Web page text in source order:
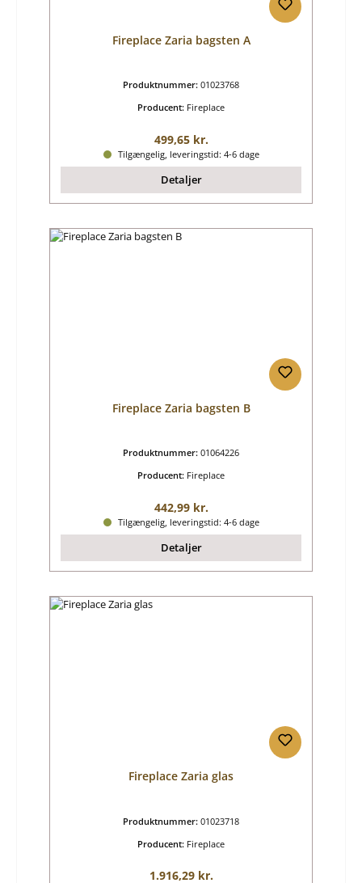
Fireplace Zaria bagsten A
Produktnummer: 01023768
Producent: Fireplace
Almindelig pris:
499,65 kr.
Tilgængelig, leveringstid: 4-6 dage
Detaljer
Fireplace Zaria bagsten B
Produktnummer: 01064226
Producent: Fireplace
Almindelig pris:
442,99 kr.
Tilgængelig, leveringstid: 4-6 dage
Detaljer
Fireplace Zaria glas
Produktnummer: 01023718
Producent: Fireplace
Almindelig pris:
1.916,29 kr.